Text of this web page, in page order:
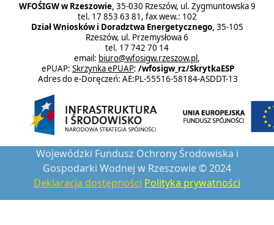
WFOŚIGW w Rzeszowie, 35-030 Rzeszów, ul. Zygmuntowska 9
tel. 17 853 63 81, fax wew.: 102
Dział Wniosków i Doradztwa Energetycznego, 35-105
Rzeszów, ul. Przemysłowa 6
tel. 17 742 70 14
email: biuro@wfosigw.rzeszow.pl,
ePUAP: Skrzynka ePUAP: /wfosigw_rz/SkrytkaESP
Adres do e-Doręczeń: AE:PL-55516-58184-ASDDT-13
Wojewódzki Fundusz Ochrony Środowiska i
Gospodarki Wodnej w Rzeszowie © 2024
Deklaracja dostępności Polityka prywatności